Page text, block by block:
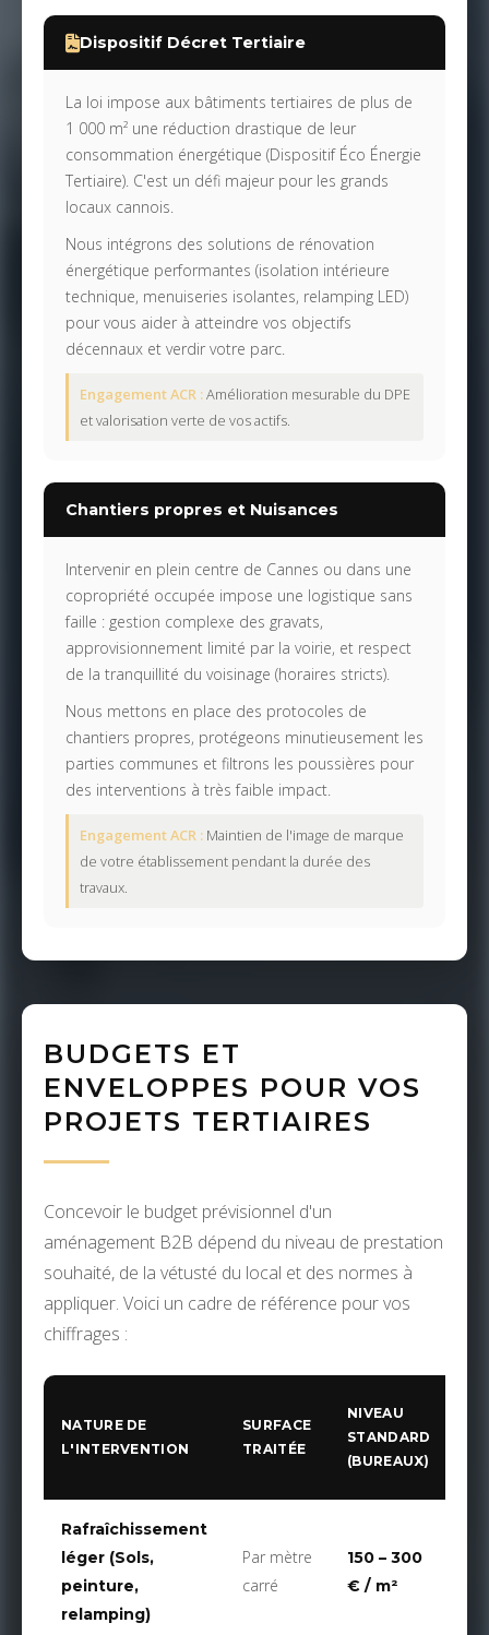
Dispositif Décret Tertiaire
La loi impose aux bâtiments tertiaires de plus de
1 000 m² une réduction drastique de leur
consommation énergétique (Dispositif Éco Énergie
Tertiaire). C'est un défi majeur pour les grands
locaux cannois.
Nous intégrons des solutions de rénovation
énergétique performantes (isolation intérieure
technique, menuiseries isolantes, relamping LED)
pour vous aider à atteindre vos objectifs
décennaux et verdir votre parc.
Engagement ACR :Amélioration mesurable du DPE
et valorisation verte de vos actifs.
Chantiers propres et Nuisances
Intervenir en plein centre de Cannes ou dans une
copropriété occupée impose une logistique sans
faille : gestion complexe des gravats,
approvisionnement limité par la voirie, et respect
de la tranquillité du voisinage (horaires stricts).
Nous mettons en place des protocoles de
chantiers propres, protégeons minutieusement les
parties communes et filtrons les poussières pour
des interventions à très faible impact.
Engagement ACR : Maintien de l'image de marque
de votre établissement pendant la durée des
travaux.
BUDGETS ET
ENVELOPPES POUR VOS
PROJETS TERTIAIRES
Concevoir le budget prévisionnel d'un
aménagement B2B dépend du niveau de prestation
souhaité, de la vétusté du local et des normes à
appliquer. Voici un cadre de référence pour vos
chiffrages :
NATURE DE
L'INTERVENTION
SURFACE
TRAITÉE
NIVEAU
STANDARD
(BUREAUX)
Rafraîchissement
léger (Sols,
peinture,
relamping)
Par mètre
carré
150 – 300
€ / m²